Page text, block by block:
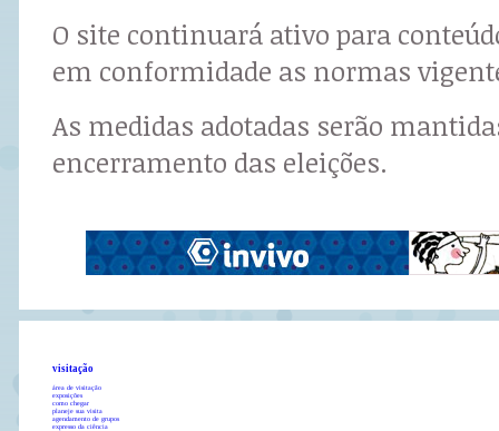
O site continuará ativo para
em conformidade as normas
As medidas adotadas serão
encerramento das eleições.
visitação
área de visitação
exposições
como chegar
planeje sua visita
agendamento de grupos
expresso da ciência